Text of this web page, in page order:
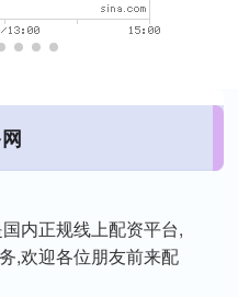
内正规线上配资平台,
,欢迎各位朋友前来配